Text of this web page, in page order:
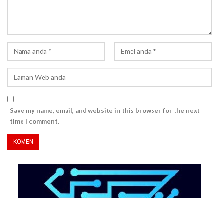
Save my name, email, and website in this browser for the next
time I comment.